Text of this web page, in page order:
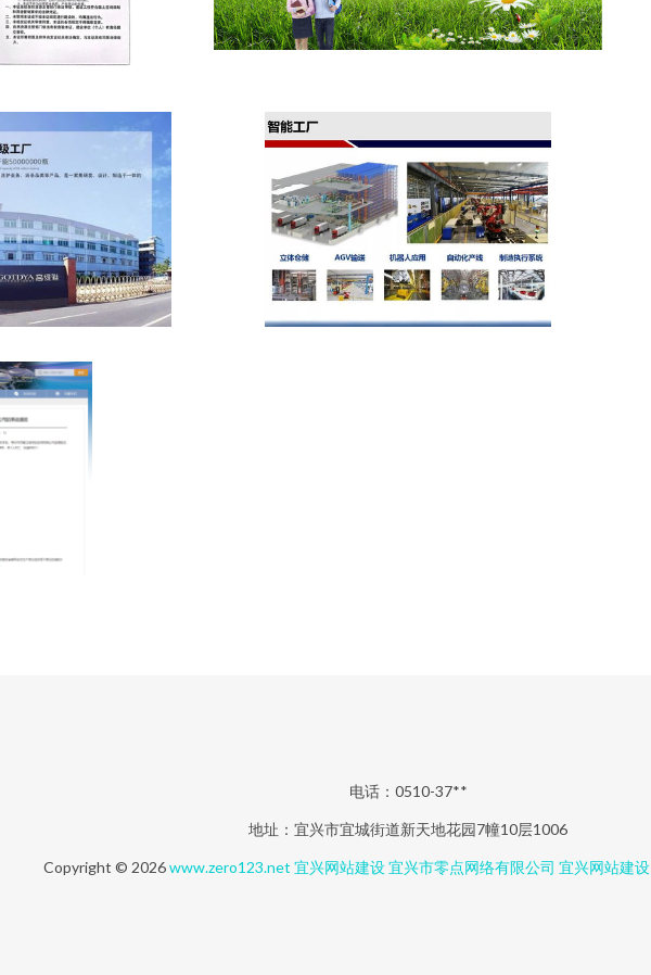
电话：0510-37**
地址：宜兴市宜城街道新天地花园7幢10层1006
Copyright © 2026www.zero123.net 宜兴网站建设宜兴市零点网络有限公司 宜兴网站建设